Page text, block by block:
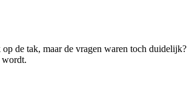
de tak, maar de vragen waren toch duidelijk?
wordt.